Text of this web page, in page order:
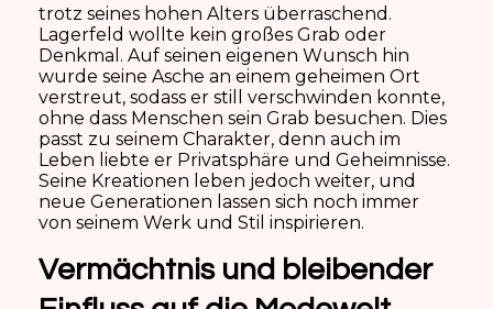
trotz seines hohen Alters überraschend.
Lagerfeld wollte kein großes Grab oder
Denkmal. Auf seinen eigenen Wunsch hin
wurde seine Asche an einem geheimen Ort
verstreut, sodass er still verschwinden konnte,
ohne dass Menschen sein Grab besuchen. Dies
passt zu seinem Charakter, denn auch im
Leben liebte er Privatsphäre und Geheimnisse.
Seine Kreationen leben jedoch weiter, und
neue Generationen lassen sich noch immer
von seinem Werk und Stil inspirieren.
Vermächtnis und bleibender